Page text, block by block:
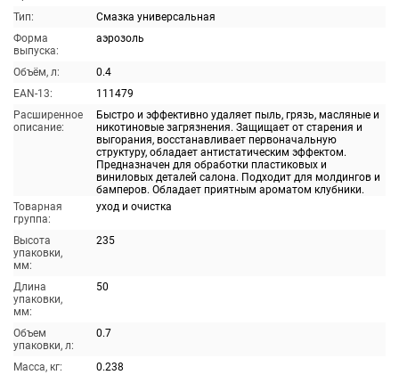
Тип:
Смазка универсальная
Форма
выпуска:
аэрозоль
Объём, л:
0.4
EAN-13:
111479
Расширенное
описание:
Быстро и эффективно удаляет пыль, грязь, масляные и
никотиновые загрязнения. Защищает от старения и
выгорания, восстанавливает первоначальную
структуру, обладает антистатическим эффектом.
Предназначен для обработки пластиковых и
виниловых деталей салона. Подходит для молдингов и
бамперов. Обладает приятным ароматом клубники.
Товарная
группа:
уход и очистка
Высота
упаковки,
мм:
235
Длина
упаковки,
мм:
50
Объем
упаковки, л:
0.7
Масса, кг:
0.238